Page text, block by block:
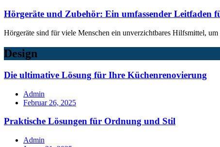
Hörgeräte und Zubehör: Ein umfassender Leitfaden
Hörgeräte sind für viele Menschen ein unverzichtbares Hilfsmittel,
Design
Die ultimative Lösung für Ihre Küchenrenovierung
Admin
Februar 26, 2025
Praktische Lösungen für Ordnung und Stil
Admin